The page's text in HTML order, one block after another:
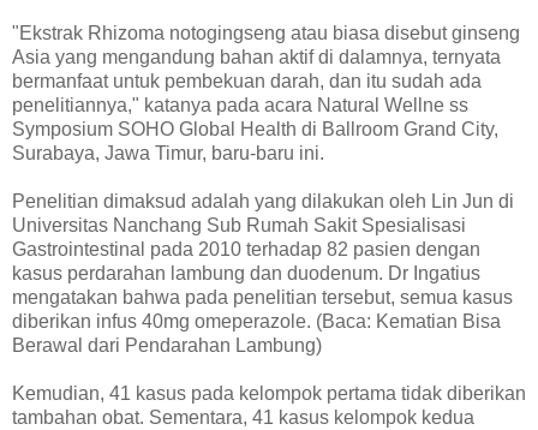
"Ekstrak Rhizoma notogingseng atau biasa disebut ginseng
Asia yang mengandung bahan aktif di dalamnya, ternyata
bermanfaat untuk pembekuan darah, dan itu sudah ada
penelitiannya," katanya pada acara Natural Wellne ss
Symposium SOHO Global Health di Ballroom Grand City,
Surabaya, Jawa Timur, baru-baru ini.
Penelitian dimaksud adalah yang dilakukan oleh Lin Jun di
Universitas Nanchang Sub Rumah Sakit Spesialisasi
Gastrointestinal pada 2010 terhadap 82 pasien dengan
kasus perdarahan lambung dan duodenum. Dr Ingatius
mengatakan bahwa pada penelitian tersebut, semua kasus
diberikan infus 40mg omeperazole. (Baca: Kematian Bisa
Berawal dari Pendarahan Lambung)
Kemudian, 41 kasus pada kelompok pertama tidak diberikan
tambahan obat. Sementara, 41 kasus kelompok kedua